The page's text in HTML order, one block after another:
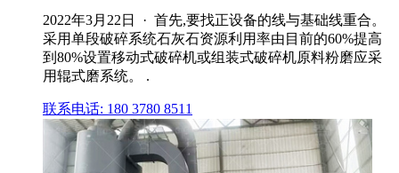
2022年3月22日 · 首先,要找正设备的线与基础线重合。
采用单段破碎系统石灰石资源利用率由目前的60%提高
到80%设置移动式破碎机或组装式破碎机原料粉磨应采
用辊式磨系统。 .
联系电话: 180 3780 8511